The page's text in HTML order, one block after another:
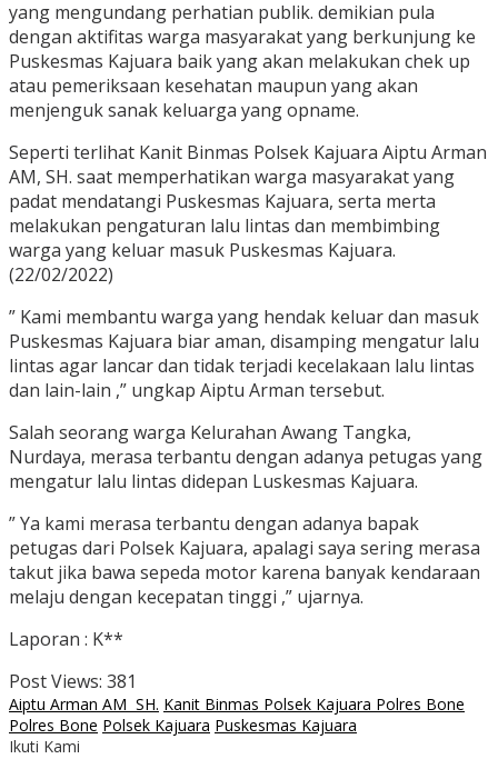
yang mengundang perhatian publik. demikian pula
dengan aktifitas warga masyarakat yang berkunjung ke
Puskesmas Kajuara baik yang akan melakukan chek up
atau pemeriksaan kesehatan maupun yang akan
menjenguk sanak keluarga yang opname.
Seperti terlihat Kanit Binmas Polsek Kajuara Aiptu Arman
AM, SH. saat memperhatikan warga masyarakat yang
padat mendatangi Puskesmas Kajuara, serta merta
melakukan pengaturan lalu lintas dan membimbing
warga yang keluar masuk Puskesmas Kajuara.
(22/02/2022)
” Kami membantu warga yang hendak keluar dan masuk
Puskesmas Kajuara biar aman, disamping mengatur lalu
lintas agar lancar dan tidak terjadi kecelakaan lalu lintas
dan lain-lain ,” ungkap Aiptu Arman tersebut.
Salah seorang warga Kelurahan Awang Tangka,
Nurdaya, merasa terbantu dengan adanya petugas yang
mengatur lalu lintas didepan Luskesmas Kajuara.
” Ya kami merasa terbantu dengan adanya bapak
petugas dari Polsek Kajuara, apalagi saya sering merasa
takut jika bawa sepeda motor karena banyak kendaraan
melaju dengan kecepatan tinggi ,” ujarnya.
Laporan : K**
Post Views: 381
Aiptu Arman AM SH. Kanit Binmas Polsek Kajuara Polres Bone
Polres Bone Polsek Kajuara Puskesmas Kajuara
Ikuti Kami